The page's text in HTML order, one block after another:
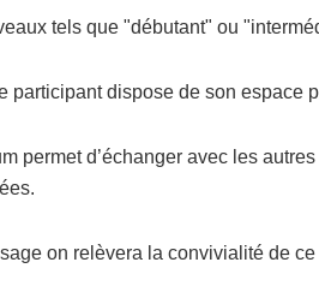
tels que "débutant" ou
participant dispose de son espace
permet d’échanger avec les
on relèvera la convivialité de